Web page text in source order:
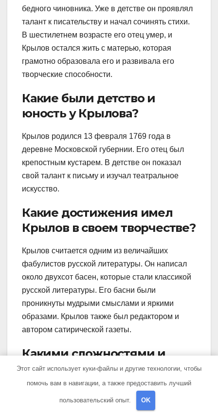
бедного чиновника. Уже в детстве он проявлял
талант к писательству и начал сочинять стихи.
В шестилетнем возрасте его отец умер, и
Крылов остался жить с матерью, которая
грамотно образовала его и развивала его
творческие способности.
Какие были детство и
юность у Крылова?
Крылов родился 13 февраля 1769 года в
деревне Московской губернии. Его отец был
крепостным кустарем. В детстве он показал
свой талант к письму и изучал театральное
искусство.
Какие достижения имел
Крылов в своем творчестве?
Крылов считается одним из величайших
фабулистов русской литературы. Он написал
около двухсот басен, которые стали классикой
русской литературы. Его басни были
проникнуты мудрыми смыслами и яркими
образами. Крылов также был редактором и
автором сатирической газеты.
Какими сложностями и
успехами в жизни Крылова
можно выделить?
Этот сайт использует куки-файлы и другие технологии, чтобы
помочь вам в навигации, а также предоставить лучший
пользовательский опыт. OK